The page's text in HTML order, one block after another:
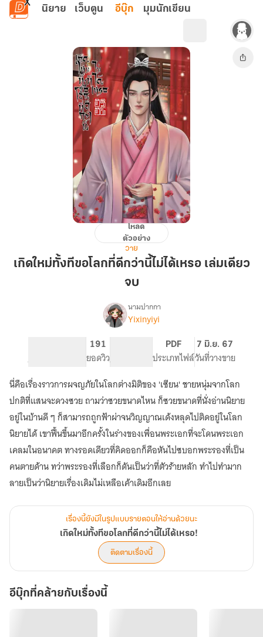
ข้ามไปยังเนื้อหาหลัก
นิยาย เว็บตูน อีบุ๊ก มุมนักเขียน
ทั้งที
เหรอ
เล่ม
เดียว
จบ
โหลด
ตัวอย่าง
วาย
เกิดใหม่ทั้งทีขอโลกที่ดีกว่านี้ไม่ได้เหรอ เล่มเดียว
จบ
เรื่อง
โลก
ที่
ดี
กว่า
นี้
ไม่
ได้
เหรอ!
นามปากกา
Yixinyiyi
จำนวนหน้า (A5)
191
ยอดวิวระดับเนื้อหา
PDF
ประเภทไฟล์
7 มิ.ย. 67
วันที่วางขาย
นี่คือเรื่องราวการผจญภัยในโลกต่างมิติของ 'เซียน' ชายหนุ่มจากโลก
ปกติที่แสนจะดวงซวย ถามว่าซวยขนาดไหน ก็ซวยขนาดที่นั่งอ่านนิยาย
อยู่ในบ้านดี ๆ ก็สามารถถูกฟ้าผ่าจนวิญญาณเด้งหลุดไปติดอยู่ในโลก
นิยายได้ เขาฟื้นขึ้นมาอีกครั้งในร่างของเพื่อนพระเอกที่จะโดนพระเอก
เคลมในอนาคต ทางรอดเดียวที่คิดออกก็คือหันไปซบอกพระรองที่เป็น
คนตายด้าน ทว่าพระรองที่เลือกก็ดันเป็นว่าที่ตัวร้ายหลัก ทำไปทำมาก
ลายเป็นว่านิยายเรื่องเดิมไม่เหลือเค้าเดิมอีกเลย
เรื่องนี้ยังมีในรูปแบบรายตอนให้อ่านด้วยนะ
เกิดใหม่ทั้งทีขอโลกที่ดีกว่านี้ไม่ได้เหรอ!
ติดตามเรื่องนี้
อีบุ๊กที่คล้ายกับเรื่องนี้